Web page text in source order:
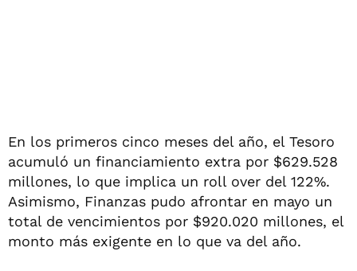
En los primeros cinco meses del año, el Tesoro
acumuló un financiamiento extra por $629.528
millones, lo que implica un roll over del 122%.
Asimismo, Finanzas pudo afrontar en mayo un
total de vencimientos por $920.020 millones, el
monto más exigente en lo que va del año.